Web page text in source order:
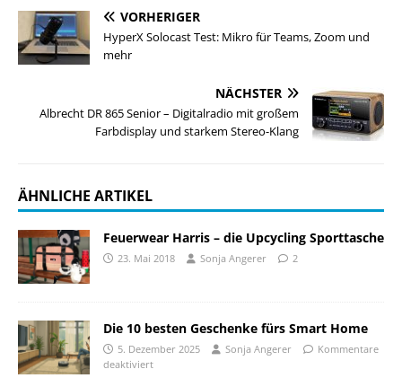
VORHERIGER
HyperX Solocast Test: Mikro für Teams, Zoom und
mehr
NÄCHSTER
Albrecht DR 865 Senior – Digitalradio mit großem
Farbdisplay und starkem Stereo-Klang
ÄHNLICHE ARTIKEL
Feuerwear Harris – die Upcycling Sporttasche
23. Mai 2018 Sonja Angerer 2
Die 10 besten Geschenke fürs Smart Home
5. Dezember 2025 Sonja Angerer
Kommentare
deaktiviert